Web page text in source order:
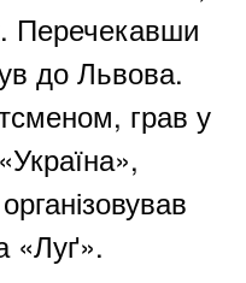
Перечекавши
до Львова.
грав у
«Луґ».